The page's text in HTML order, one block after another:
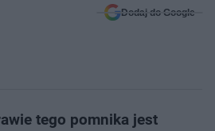
Dodaj do Google
tego pomnika jest